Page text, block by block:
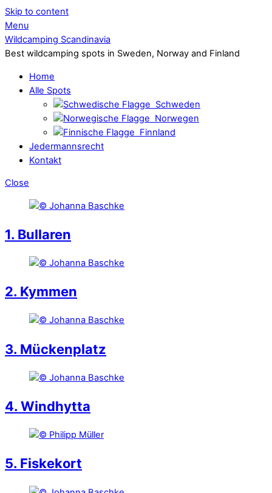
Skip to content
Menu
Wildcamping Scandinavia
Best wildcamping spots in Sweden, Norway and Finland
Home
Alle Spots
Schweden
Norwegen
Finnland
Jedermannsrecht
Kontakt
Close
1. Bullaren
2. Kymmen
3. Mückenplatz
4. Windhytta
5. Fiskekort